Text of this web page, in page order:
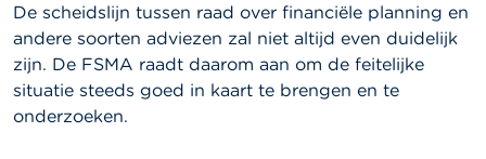
De scheidslijn tussen raad over financiële planning en
andere soorten adviezen zal niet altijd even duidelijk
zijn. De FSMA raadt daarom aan om de feitelijke
situatie steeds goed in kaart te brengen en te
onderzoeken.